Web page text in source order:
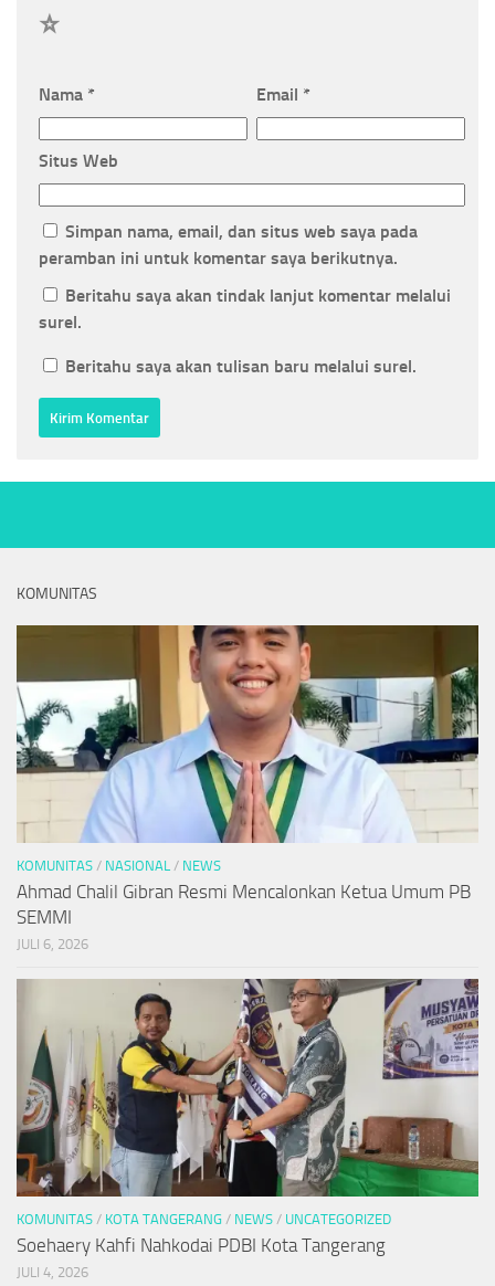
Nama * Email *
Situs Web
Simpan nama, email, dan situs web saya pada
peramban ini untuk komentar saya berikutnya.
Beritahu saya akan tindak lanjut komentar melalui
surel.
Beritahu saya akan tulisan baru melalui surel.
KOMUNITAS
KOMUNITAS / NASIONAL / NEWS
Ahmad Chalil Gibran Resmi Mencalonkan Ketua Umum PB
SEMMI
JULI 6, 2026
KOMUNITAS / KOTA TANGERANG / NEWS / UNCATEGORIZED
Soehaery Kahfi Nahkodai PDBI Kota Tangerang
JULI 4, 2026